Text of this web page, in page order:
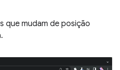
que mudam de posição